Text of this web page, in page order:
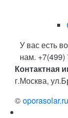
У вас есть
нам. +7(499)
Контактная
г.Москва,
©oporasolar.ru